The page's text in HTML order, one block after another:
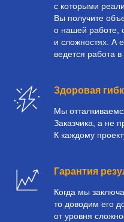
с которыми
Вы получите
о нашей работе,
и сложностях. А
ведется работа
Здоровая
Мы
Заказчика, а не
К каждому
Гарантия
Когда мы
то доводим его
от уровня